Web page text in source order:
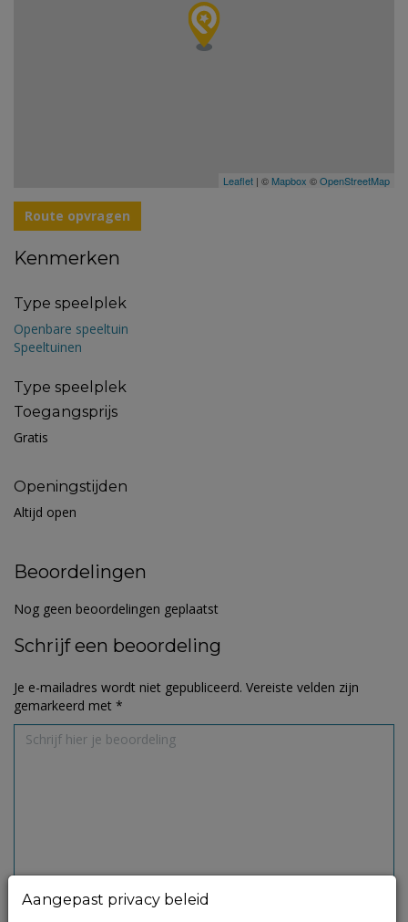
Leaflet | © Mapbox ©OpenStreetMap
Route opvragen
Kenmerken
Type speelplek
Openbare speeltuin
Speeltuinen
Type speelplek
Toegangsprijs
Gratis
Openingstijden
Altijd open
Beoordelingen
Nog geen beoordelingen geplaatst
Schrijf een beoordeling
Je e-mailadres wordt niet gepubliceerd. Vereiste velden zijn
gemarkeerd met *
Aangepast privacy beleid